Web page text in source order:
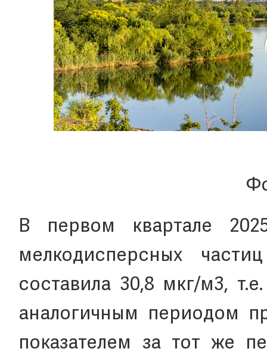
В первом квартале
мелкодисперсных
составила 30,8 мкг/м3,
аналогичным периодом
показателем за тот же